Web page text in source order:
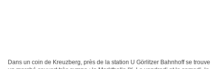
Dans un coin de Kreuzberg, près de la station U Görlitzer Bahnhoff se trouve